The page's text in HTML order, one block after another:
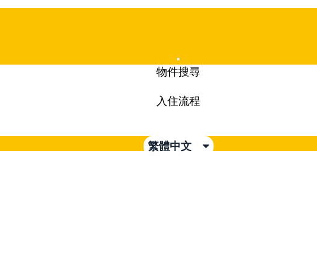
Mobile
Menu
物件搜尋
入住流程
繁體中文